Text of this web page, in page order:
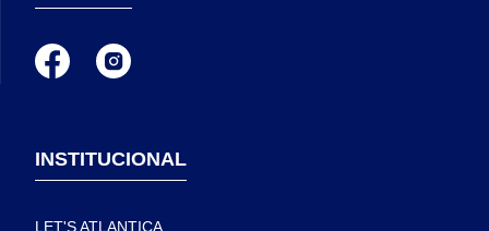
INSTITUCIONAL
LET'S ATLANTICA